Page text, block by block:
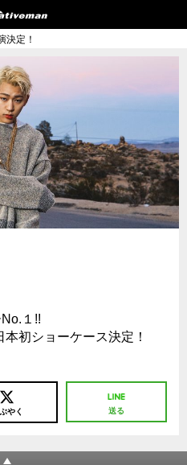
決定！
１!!
初ショーケース決定！
やく 送る